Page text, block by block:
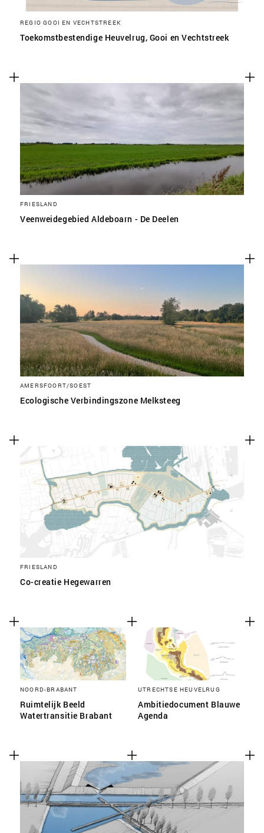
REGIO GOOI EN VECHTSTREEK
Toekomstbestendige Heuvelrug, Gooi en Vechtstreek
FRIESLAND
Veenweidegebied Aldeboarn - De Deelen
AMERSFOORT/SOEST
Ecologische Verbindingszone Melksteeg
FRIESLAND
Co-creatie Hegewarren
NOORD-BRABANT
Ruimtelijk Beeld
Watertransitie Brabant
UTRECHTSE HEUVELRUG
Ambitiedocument Blauwe
Agenda